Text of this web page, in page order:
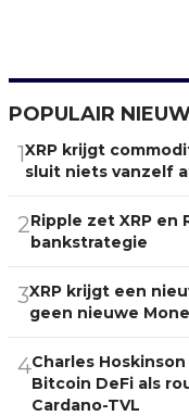
POPULAIR
1XRP krijgt
sluit niets vanzelf
2Ripple zet XRP en
bankstrategie
3XRP krijgt een
geen nieuwe
4Charles Hoskinson
Bitcoin DeFi als
Cardano-TVL